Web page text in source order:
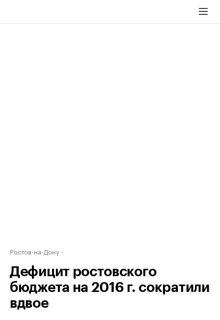
Ростов-на-Дону
Дефицит ростовского
бюджета на 2016 г. сократили
вдвое